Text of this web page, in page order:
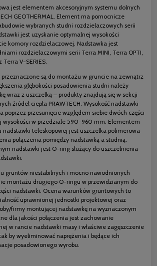
płatności
jest elementem akcesoryjnym systemu dolnych
GEOTHERMAL. Element ma pomocnicze
wybranych studni rozdzielaczowych serii
jest uzyskanie optymalnej wysokości
komory rozdzielaczowej. Nadstawka jest
rozdzielaczowymi serii Terra MINI, Terra OPTI,
Terra V-SERIES.
są do montażu w gruncie na zewnątrz
głębokości posadowienia studni należy
wraz z uszczelką – produkty znajdują się w sekcji
źródeł ciepła PRAWTECH. Wysokość nadstawki
poprzez przesunięcie względem siebie dwóch części
wysokości w przedziale 590-960 mm. Elementem
nadstawki teleskopowej jest uszczelka polimerowa
połączenia pomiędzy nadstawką a studnią.
nadstawki jest O-ring służący do uszczelnienia
gruntów niestabilnych i mocno nawodnionych
montażu drugiego O-ringu w przewidzianym do
nadstawki. Ocena warunków gruntowych to
uprawnionej jednostki projektowej oraz
firmy montującej nadstawkę na wyznaczonym
dla jakości połączenia jest zachowanie
w rancie nadstawki masy i właściwe zagęszczenie
by wyeliminować naprężenia i będące ich
posadowionego wyrobu.